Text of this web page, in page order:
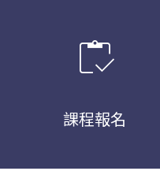
inventory
課程報名